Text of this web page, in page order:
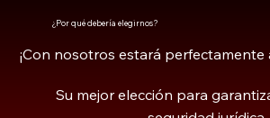
¿Por qué debería elegirnos?
¡Con nosotros estará perfectamente
Su mejor elección para